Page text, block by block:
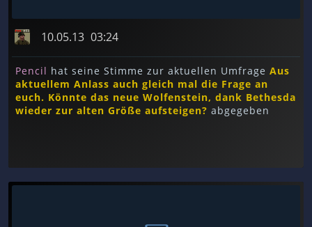
10.05.13 03:24
Pencil hat seine Stimme zur aktuellen Umfrage Aus
aktuellem Anlass auch gleich mal die Frage an
euch. Könnte das neue Wolfenstein, dank Bethesda
wieder zur alten Größe aufsteigen? abgegeben